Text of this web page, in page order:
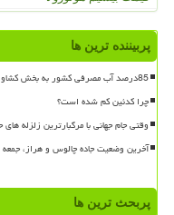
پربیننده ترین ها
85درصد آب مصرفی کشور به بخش کشاورزی اختصاص دارد، آن هم با قیمت خیلی پایین
چرا کدئین کم شده است؟
وقتی جام جهانی با مرگبارترین زلزله
آخرین وضعیت جاده چالوس و هراز، جمعه ۲۹ خرداد
پربحث ترین ها